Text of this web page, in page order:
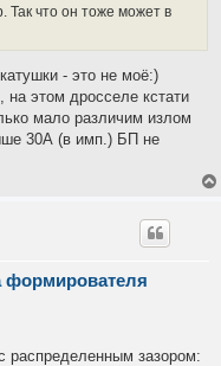
что он тоже может в
- это не моё:)
этом дросселе кстати
мало различим излом
30А (в имп.) БП не
формирователя
распределенным зазором: